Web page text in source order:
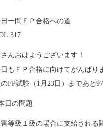
一問ＦＰ合格への道
さんおはようございます！
もＦＰ合格に向けてがんばり
FP試験（1月23日）まであと97
日の問題
害等級１級の場合に支給される